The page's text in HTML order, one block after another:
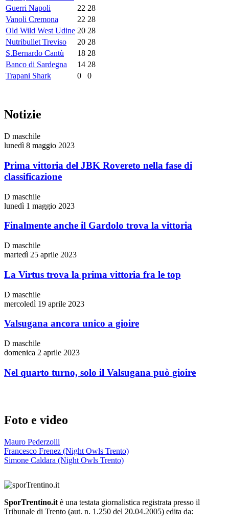
Guerri Napoli
22 28
Vanoli Cremona
22 28
Old Wild West Udine 20 28
Nutribullet Treviso
20 28
S.Bernardo Cantù
18 28
Banco di Sardegna
14 28
Trapani Shark
0 0
Notizie
D maschile
lunedì 8 maggio 2023
Prima vittoria del JBK Rovereto nella fase di
classificazione
D maschile
lunedì 1 maggio 2023
Finalmente anche il Gardolo trova la vittoria
D maschile
martedì 25 aprile 2023
La Virtus trova la prima vittoria fra le top
D maschile
mercoledì 19 aprile 2023
Valsugana ancora unico a gioire
D maschile
domenica 2 aprile 2023
Nel quarto turno, solo il Valsugana può gioire
Foto e video
Mauro Pederzolli
Francesco Frenez (Night Owls Trento)
Simone Caldara (Night Owls Trento)
SporTrentino.it è una testata giornalistica registrata presso il
Tribunale di Trento (aut. n. 1.250 del 20.04.2005) edita da: